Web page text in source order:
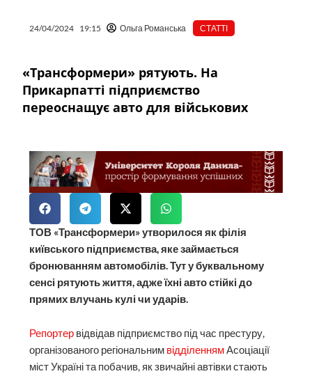
24/04/2024 19:15 Ольга Романська СТАТТІ
«Трансформери» рятують. На
Прикарпатті підприємство
переоснащує авто для військових
ТОВ «Трансформери» утворилося як філія
київського підприємства, яке займається
бронюванням автомобілів. Тут у буквальному
сенсі рятують життя, адже їхні авто стійкі до
прямих влучань кулі чи ударів.
Репортер відвідав підприємство під час престуру,
організованого регіональним відділеннямАсоціації
міст Україні та побачив, як звичайні автівки стають